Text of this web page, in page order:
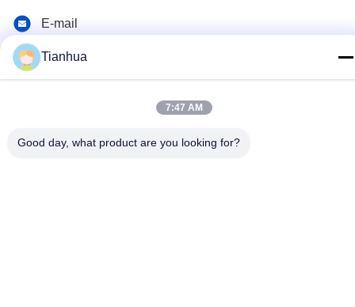
E-mail
de Gaogang, Ville de Taizhou, Province du Jiangsu, Chine
Tianhua
7:47 AM
Good day, what product are you looking for?